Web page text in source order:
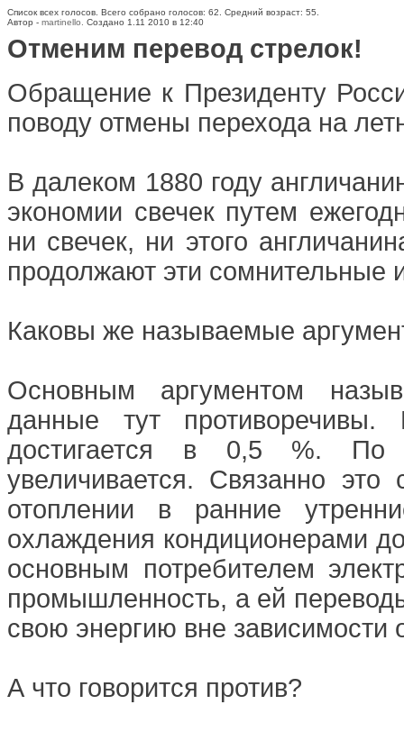
Список всех голосов. Всего собрано голосов: 62. Средний возраст: 55.
Автор - martinello. Создано 1.11 2010 в 12:40
Отменим перевод стрелок!
Обращение к Президенту
поводу отмены перехода на
В далеком 1880 году
экономии свечек путем
ни свечек, ни этого
продолжают эти сомнительные
Каковы же называемые
Основным аргументом
данные тут
достигается в 0,5 %. По
увеличивается. Связанно это
отоплении в ранние
охлаждения кондиционерами
основным потребителем
промышленность, а ей
свою энергию вне зависимости
А что говорится против?